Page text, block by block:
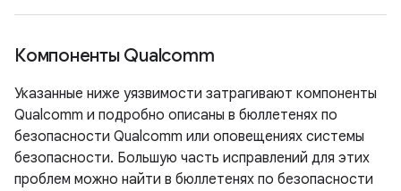
Компоненты Qualcomm
Указанные ниже уязвимости затрагивают компоненты
Qualcomm и подробно описаны в бюллетенях по
безопасности Qualcomm или оповещениях системы
безопасности. Большую часть исправлений для этих
проблем можно найти в бюллетенях по безопасности